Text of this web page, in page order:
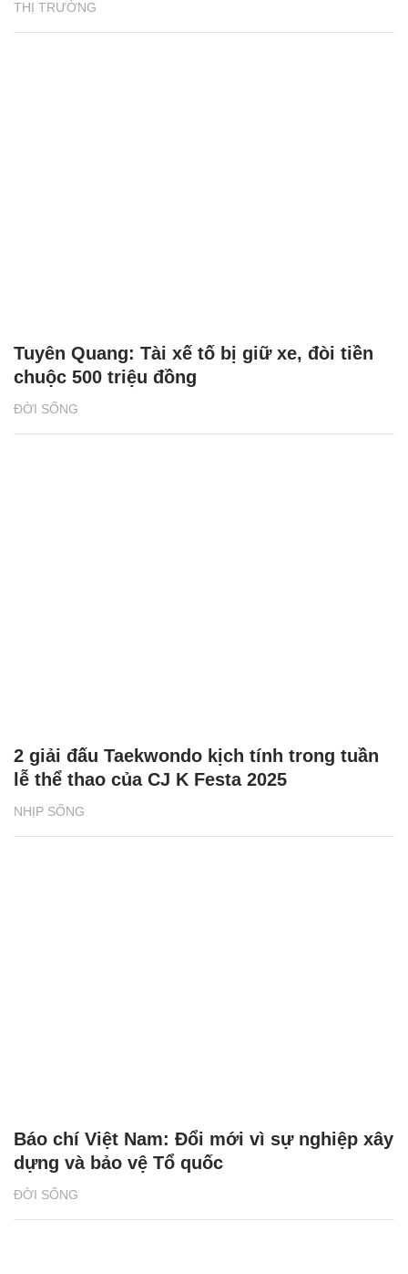
THỊ TRƯỜNG
ĐỜI SỐNG
Tuyên Quang: Tài xế tố bị giữ xe, đòi tiền
chuộc 500 triệu đồng
NHỊP SỐNG
2 giải đấu Taekwondo kịch tính trong tuần
lễ thể thao của CJ K Festa 2025
ĐỜI SỐNG
Báo chí Việt Nam: Đổi mới vì sự nghiệp xây
dựng và bảo vệ Tổ quốc